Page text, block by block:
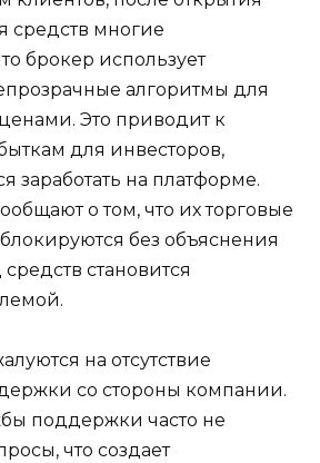
средств многие
брокер использует
алгоритмы для
Это приводит к
для инвесторов,
заработать на платформе.
о том, что их торговые
без объяснения
становится
на отсутствие
со стороны компании.
поддержки часто не
что создает